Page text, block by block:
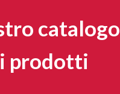
catalogo
prodotti